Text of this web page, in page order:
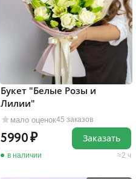
мало оценок45 заказов
Букет "Белые Розы и
Лилии"
5990
в наличии 2 ч
Заказать